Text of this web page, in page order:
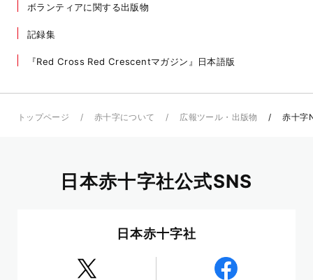
ボランティアに関する出版物
記録集
『Red Cross Red Crescentマガジン』日本語版
トップページ 赤十字について 広報ツール・出版物 赤十字
日本赤十字社公式SNS
日本赤十字社